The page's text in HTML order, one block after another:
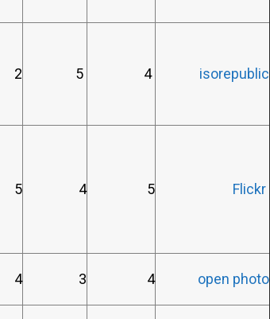
isorepublic
4
2
5
4
5
open photo
4
3
4